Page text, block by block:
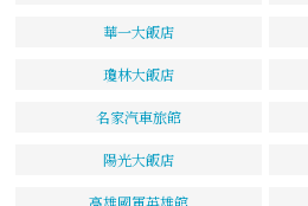
華一大飯店
瓊林大飯店
名家汽車旅館
陽光大飯店
高雄國軍英雄館